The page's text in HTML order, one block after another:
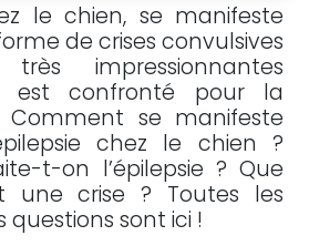
le chien, se manifeste
de crises convulsives
très impressionnantes
confronté pour la
Comment se manifeste
chez le chien ?
t-on l’épilepsie ? Que
une crise ? Toutes les
questions sont ici !